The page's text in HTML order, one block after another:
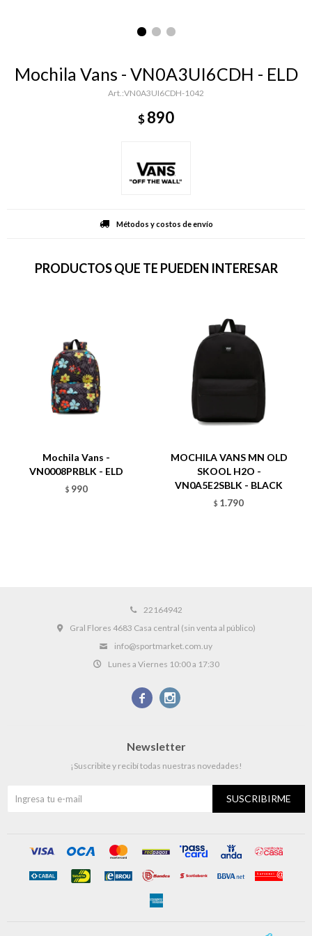
Mochila Vans - VN0A3UI6CDH - ELD
VN0A3UI6CDH-1042
$890
Métodos y costos de envío
PRODUCTOS QUE TE PUEDEN INTERESAR
Mochila Vans -
VN0008PRBLK - ELD
$ 990
MOCHILA VANS MN OLD
SKOOL H2O -
VN0A5E2SBLK - BLACK
$ 1.790
22164942
Gral Flores 4683 Casa central (sin venta al público)
info@sportmarket.com.uy
Lunes a Viernes 10:00 a 17:30
 
Newsletter
¡Suscribite y recibí todas nuestras novedades!
SUSCRIBIRME